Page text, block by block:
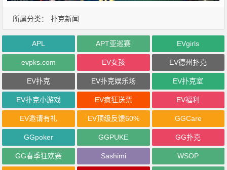
所属分类： 扑克新闻
APL APT亚巡赛 EVgirls
evpks.com EV女孩 EV德州扑克
EV扑克 EV扑克娱乐场 EV扑克室
EV扑克小游戏 EV疯狂送票 EV福利
EV邀请有礼 EV顶级反馈60% GGCare
GGpoker GGPUKE GG扑克
GG春季狂欢赛 Sashimi WSOP